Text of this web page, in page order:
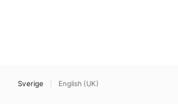
Sverige English (UK)